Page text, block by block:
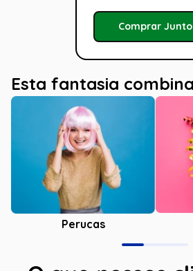
Comprar Junto
Esta fantasia
Perucas